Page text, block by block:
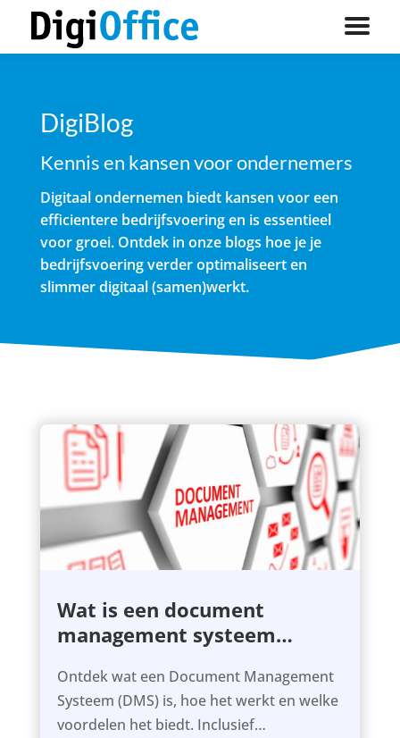
DigiBlog
Kennis en kansen voor ondernemers
Digitaal ondernemen biedt kansen voor een
efficientere bedrijfsvoering en is essentieel
voor groei. Ontdek in onze blogs hoe je je
bedrijfsvoering verder optimaliseert en
slimmer digitaal (samen)werkt.
Wat is een document
management systeem
Ontdek wat een Document Management
Systeem (DMS) is, hoe het werkt en welke
voordelen het biedt. Inclusief